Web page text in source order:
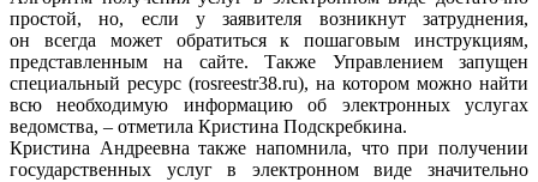
простой, но, если у заявителя возникнут затруднения,
он всегда может обратиться к пошаговым инструкциям,
представленным на сайте. Также Управлением запущен
специальный ресурс (rosreestr38.ru), на котором можно найти
всю необходимую информацию об электронных услугах
ведомства, – отметила Кристина Подскребкина.
Кристина Андреевна также напомнила, что при получении
государственных услуг в электронном виде значительно